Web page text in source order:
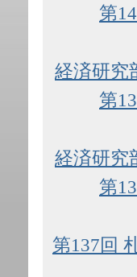
第
経済研
第
経済研
第
第137回